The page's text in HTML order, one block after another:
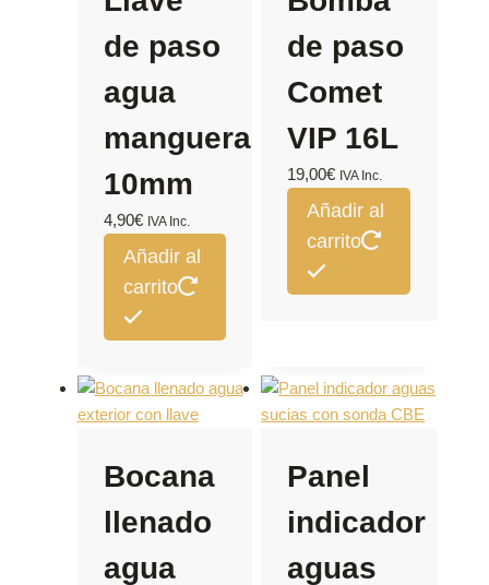
de paso
agua
manguera
10mm
4,90€ IVA Inc.
Añadir al
carrito
de paso
Comet
VIP 16L
19,00€ IVA Inc.
Añadir al
carrito
Bocana
llenado
agua
Panel
indicador
aguas